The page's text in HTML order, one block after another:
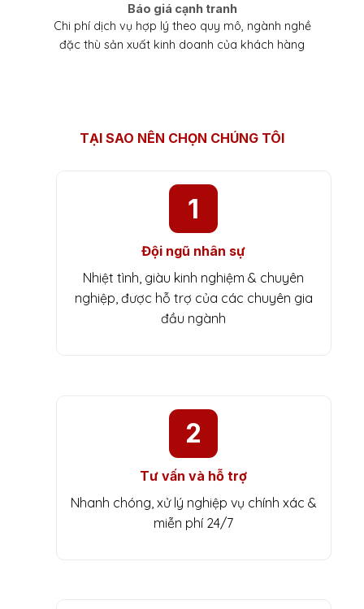
Báo giá cạnh tranh
Chi phí dịch vụ hợp lý theo quy mô, ngành nghề
đặc thù sản xuất kinh doanh của khách hàng
TẠI SAO NÊN CHỌN CHÚNG TÔI
1
Đội ngũ nhân sự
Nhiệt tình, giàu kinh nghiệm & chuyên
nghiệp, được hỗ trợ của các chuyên gia
đầu ngành
2
Tư vấn và hỗ trợ
Nhanh chóng, xử lý nghiệp vụ chính xác &
miễn phí 24/7